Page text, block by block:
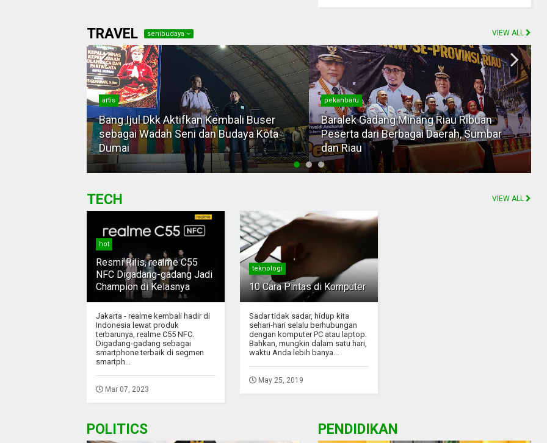
TRAVEL senibudaya VIEW ALL
artis
Bang Ijul Dkk Aktifkan Kembali Buser
sebagai Wadah Seni dan Budaya Kota
Dumai
pekanbaru
Baralek Gadang Minang Riau Ribuan
Peserta dari Berbagai Daerah, Sumbar
dan Riau
TECH VIEW ALL
hot
Resmi Rilis, realme C55
NFC Digadang-gadang Jadi
Champion di Kelasnya
Jakarta - realme kembali hadir di
Indonesia lewat produk
terbarunya, realme C55 NFC.
Digadang-gadang sebagai
smartphone terbaik di segmen
smartph...
Mar 07, 2023
teknologi
10 Cara Pintas di Komputer
Sadar tidak sadar, hidup kita
sehari-hari selalu berhubungan
dengan komputer PC atau laptop.
Bahkan, mungkin dalam satu hari,
waktu Anda lebih banya...
May 25, 2019
POLITICS PENDIDIKAN